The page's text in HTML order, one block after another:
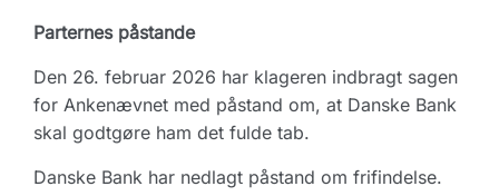
Parternes påstande
Den 26. februar 2026 har klageren indbragt sagen
for Ankenævnet med påstand om, at Danske Bank
skal godtgøre ham det fulde tab.
Danske Bank har nedlagt påstand om frifindelse.